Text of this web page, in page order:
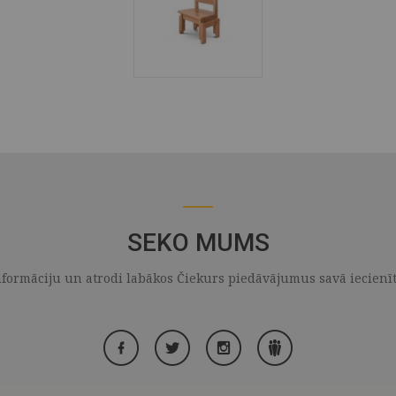
SEKO MUMS
un atrodi labākos Čiekurs piedāvājumus savā